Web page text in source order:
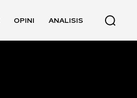
OPINI ANALISIS